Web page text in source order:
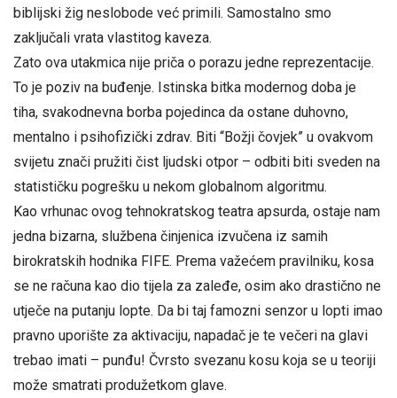
biblijski žig neslobode već primili. Samostalno smo
zaključali vrata vlastitog kaveza.
Zato ova utakmica nije priča o porazu jedne reprezentacije.
To je poziv na buđenje. Istinska bitka modernog doba je
tiha, svakodnevna borba pojedinca da ostane duhovno,
mentalno i psihofizički zdrav. Biti “Božji čovjek” u ovakvom
svijetu znači pružiti čist ljudski otpor – odbiti biti sveden na
statističku pogrešku u nekom globalnom algoritmu.
Kao vrhunac ovog tehnokratskog teatra apsurda, ostaje nam
jedna bizarna, službena činjenica izvučena iz samih
birokratskih hodnika FIFE. Prema važećem pravilniku, kosa
se ne računa kao dio tijela za zaleđe, osim ako drastično ne
utječe na putanju lopte. Da bi taj famozni senzor u lopti imao
pravno uporište za aktivaciju, napadač je te večeri na glavi
trebao imati – punđu! Čvrsto svezanu kosu koja se u teoriji
može smatrati produžetkom glave.